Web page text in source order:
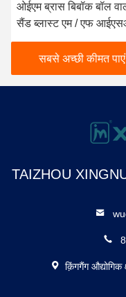
ओईएम ब्रास बिबॉक बॉल
सैंड ब्लास्ट एम / एफ
228 / 1 थ्रेडेड
सबसे अच्छी कीमत पाएं
TAIZHOU
क़िंगगैंग